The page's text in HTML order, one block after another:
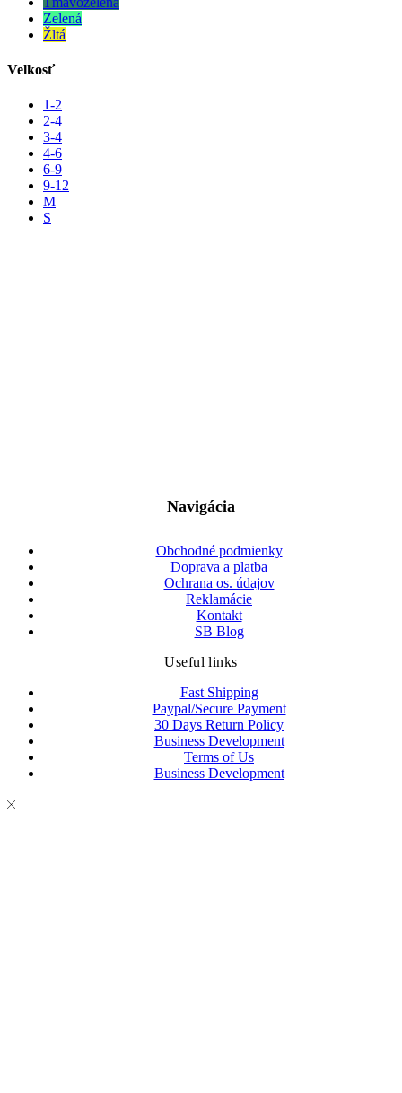
Zelená
Žltá
Velkosť
1-2
2-4
3-4
4-6
6-9
9-12
M
S
Navigácia
Obchodné podmienky
Doprava a platba
Ochrana os. údajov
Reklamácie
Kontakt
SB Blog
Useful links
Fast Shipping
Paypal/Secure Payment
30 Days Return Policy
Business Development
Terms of Us
Business Development